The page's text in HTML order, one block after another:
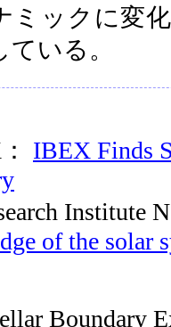
ミックに変
いる。
IBEX Finds
Institute
of the solar
Boundary